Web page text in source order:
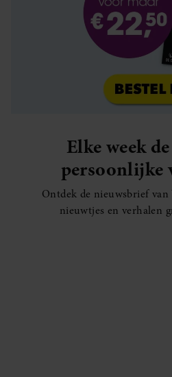
Elke week
persoonlijke
Ontdek de nieuwsbrief
nieuwtjes en verhalen